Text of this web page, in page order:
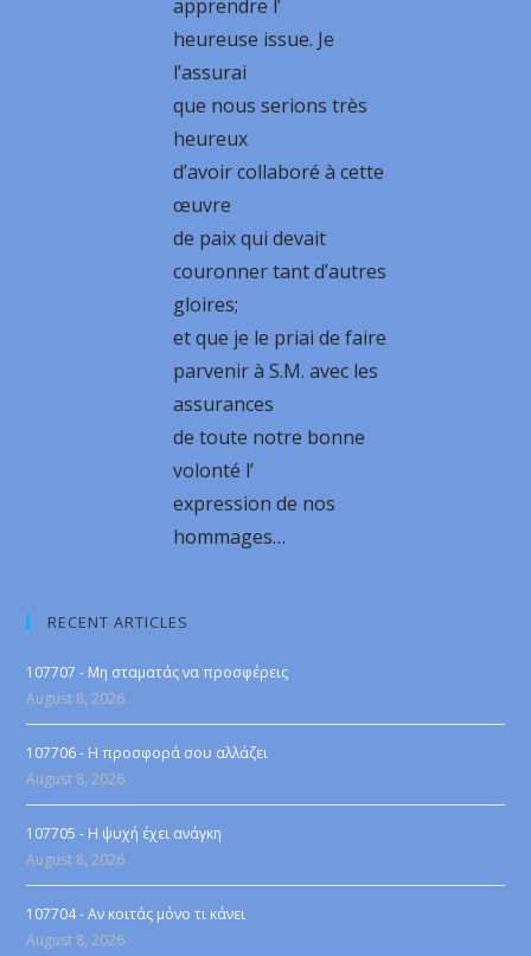
apprendre l’
heureuse issue. Je
l’assurai
que nous serions très
heureux
d’avoir collaboré à cette
œuvre
de paix qui devait
couronner tant d’autres
gloires;
et que je le priai de faire
parvenir à S.M. avec les
assurances
de toute notre bonne
volonté l’
expression de nos
hommages…
RECENT ARTICLES
107707 - Μη σταματάς να προσφέρεις
August 8, 2026
107706 - Η προσφορά σου αλλάζει
August 8, 2026
107705 - Η ψυχή έχει ανάγκη
August 8, 2026
107704 - Αν κοιτάς μόνο τι κάνει
August 8, 2026